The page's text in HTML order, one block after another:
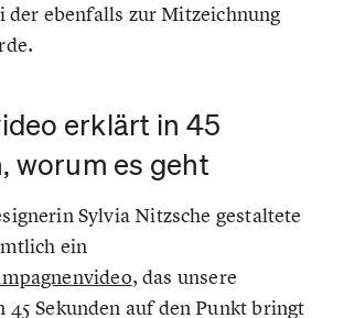
der ebenfalls zur Mitzeichnung
erklärt in 45
worum es geht
Sylvia Nitzsche gestaltete
ein
, das unsere
45 Sekunden auf den Punkt bringt